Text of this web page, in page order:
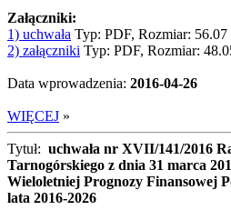
Załączniki:
1) uchwała Typ: PDF, Rozmiar:
2) załączniki Typ: PDF, Rozmiar:
Data wprowadzenia: 2016-04-26
WIĘCEJ »
Tytuł: uchwała nr XVII/141/2016
Tarnogórskiego z dnia 31 marca
Wieloletniej Prognozy Finansowej
lata 2016-2026